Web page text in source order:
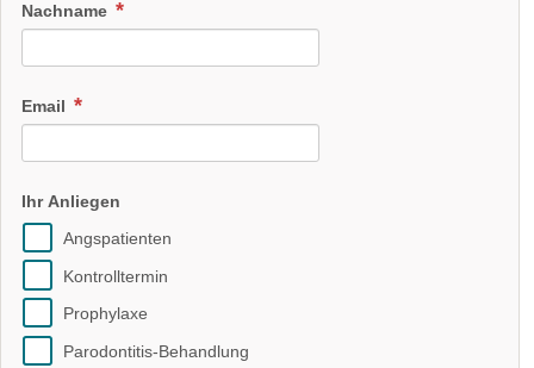
Nachname
Email
Ihr Anliegen
Angspatienten
Kontrolltermin
Prophylaxe
Parodontitis-Behandlung